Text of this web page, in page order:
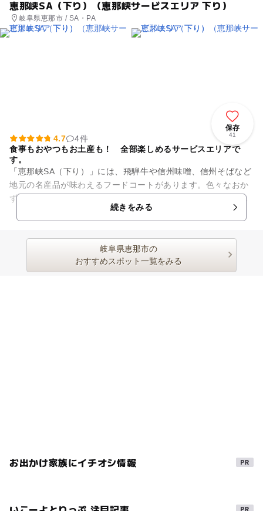
恵那峡SA（下り）（恵那峡サービスエリア 下り）
岐阜県恵那市 / SA・PA
保存
41
4.7
4件
食事もおやつもお土産も！ 全部楽しめるサービスエリアで
す。
「恵那峡SA（下り）」には、飛騨牛や信州味噌、信州そばなど
地元の名産品が味わえるフードコートがあります。色々なおか
ずを自分好みに組み合わせて定食が作れるフードコート内「大
井宿食堂」も人気です。ほ...続きをみる
岐阜県恵那市の
おすすめスポット一覧をみる
お出かけ家族にイチオシ情報